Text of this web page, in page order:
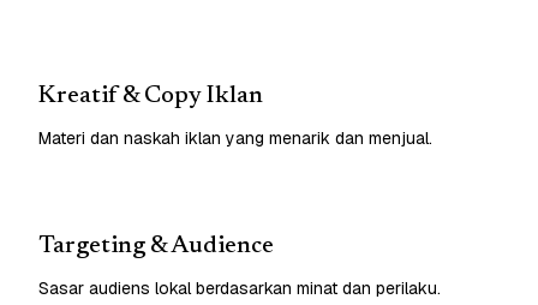
Kreatif & Copy Iklan
Materi dan naskah iklan yang menarik dan menjual.
Targeting & Audience
Sasar audiens lokal berdasarkan minat dan perilaku.